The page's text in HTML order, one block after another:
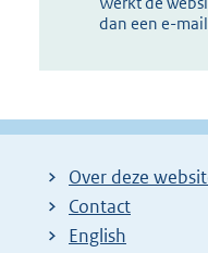
dan een e-
Over deze
Contact
English